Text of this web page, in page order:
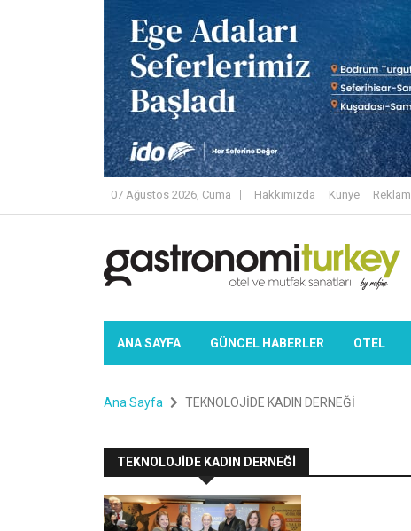
07 Ağustos 2026, Cuma Hakkımızda Künye Reklam
ANA SAYFA GÜNCEL HABERLER OTEL
Ana Sayfa TEKNOLOJİDE KADIN DERNEĞİ
TEKNOLOJİDE KADIN DERNEĞİ